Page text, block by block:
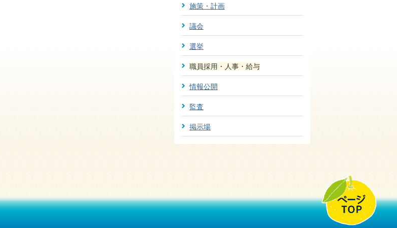
施策・計画
議会
選挙
職員採用・人事・給与
情報公開
監査
掲示場